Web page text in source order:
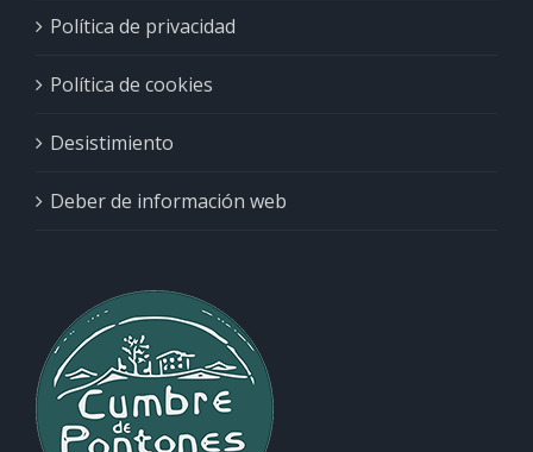
Política de privacidad
Política de cookies
Desistimiento
Deber de información web